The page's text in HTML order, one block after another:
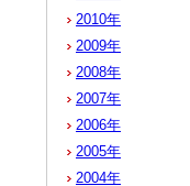
2010年
2009年
2008年
2007年
2006年
2005年
2004年